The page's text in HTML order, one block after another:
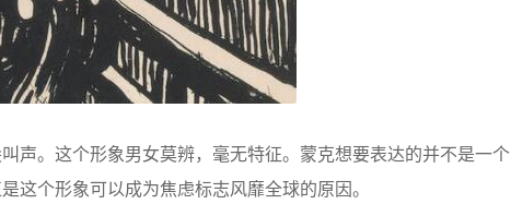
声。这个形象男女莫辨，毫无特征。蒙克想要表达的并不是一个
这个形象可以成为焦虑标志风靡全球的原因。